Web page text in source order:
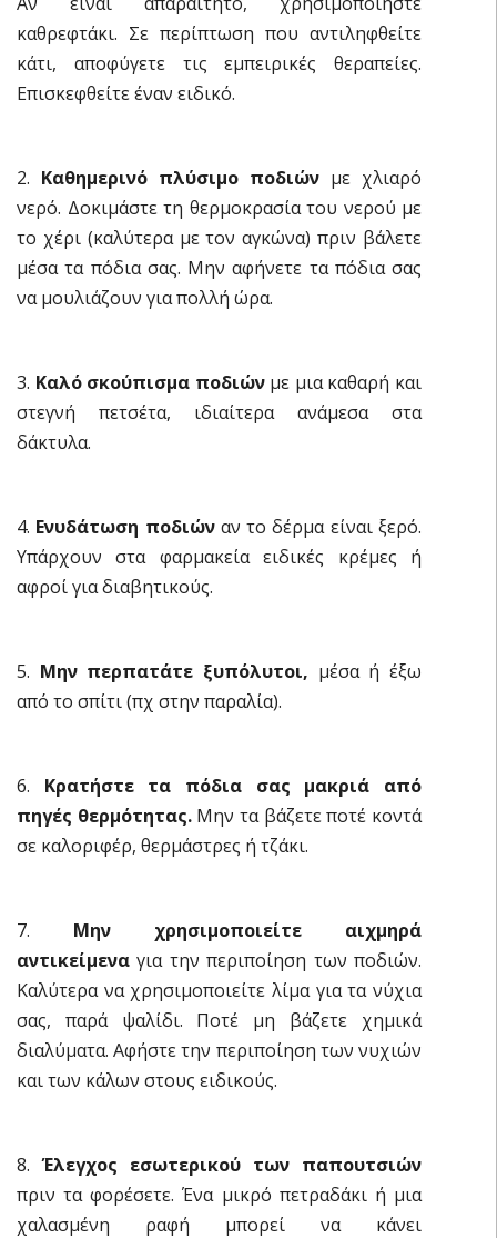
καθρεφτάκι. Σε περίπτωση που αντιληφθείτε
κάτι, αποφύγετε τις εμπειρικές θεραπείες.
Επισκεφθείτε έναν ειδικό.
2. Καθημερινό πλύσιμο ποδιών με χλιαρό
νερό. Δοκιμάστε τη θερμοκρασία του νερού με
το χέρι (καλύτερα με τον αγκώνα) πριν βάλετε
μέσα τα πόδια σας. Μην αφήνετε τα πόδια σας
να μουλιάζουν για πολλή ώρα.
3. Καλό σκούπισμα ποδιώνμε μια καθαρή και
στεγνή πετσέτα, ιδιαίτερα ανάμεσα στα
δάκτυλα.
4. Ενυδάτωση ποδιώναν το δέρμα είναι ξερό.
Υπάρχουν στα φαρμακεία ειδικές κρέμες ή
αφροί για διαβητικούς.
5. Μην περπατάτε ξυπόλυτοι, μέσα ή έξω
από το σπίτι (πχ στην παραλία).
6. Κρατήστε τα πόδια σας μακριά από
πηγές θερμότητας.Μην τα βάζετε ποτέ κοντά
σε καλοριφέρ, θερμάστρες ή τζάκι.
7. Μην χρησιμοποιείτε αιχμηρά
αντικείμεναγια την περιποίηση των ποδιών.
Καλύτερα να χρησιμοποιείτε λίμα για τα νύχια
σας, παρά ψαλίδι. Ποτέ μη βάζετε χημικά
διαλύματα. Αφήστε την περιποίηση των νυχιών
και των κάλων στους ειδικούς.
8.Έλεγχος εσωτερικού των παπουτσιών
πριν τα φορέσετε. Ένα μικρό πετραδάκι ή μια
χαλασμένη ραφή μπορεί να κάνει